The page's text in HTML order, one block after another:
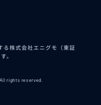
る株式会社エニグモ（東証
。
rights reserved.